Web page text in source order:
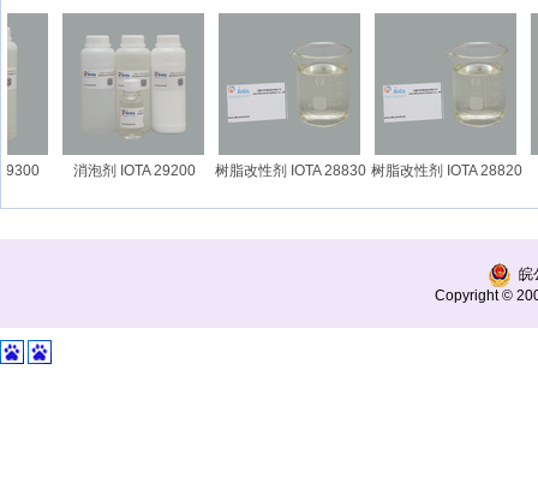
消泡剂 IOTA 29200 树脂改性剂 IOTA 28830 树脂改性剂 IOTA 28820
皖
Copyright ©